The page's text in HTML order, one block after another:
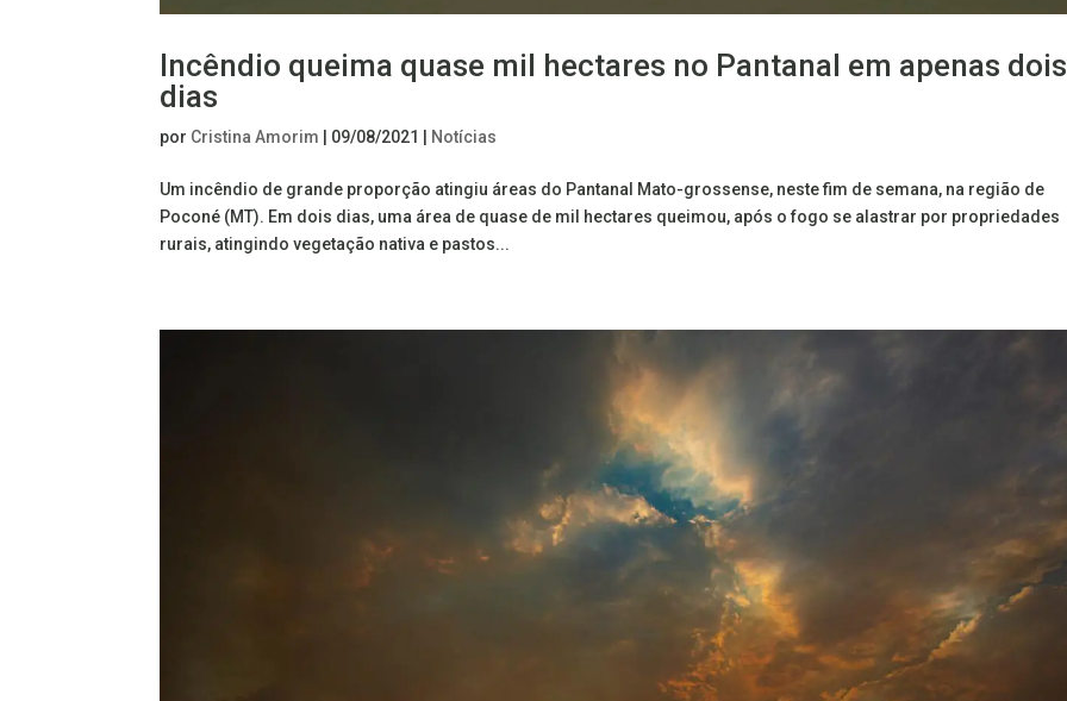
Incêndio queima quase mil hectares no Pantanal em apenas dois
dias
por Cristina Amorim 09/08/2021 Notícias
Um incêndio de grande proporção atingiu áreas do Pantanal Mato-grossense, neste fim de semana, na região de
Poconé (MT). Em dois dias, uma área de quase de mil hectares queimou, após o fogo se alastrar por propriedades
rurais, atingindo vegetação nativa e pastos...